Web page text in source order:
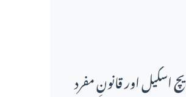
اسکیل اور قانونِ مفرد